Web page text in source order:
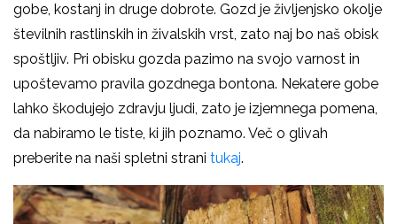
gobe, kostanj in druge dobrote. Gozd je življenjsko okolje
številnih rastlinskih in živalskih vrst, zato naj bo naš obisk
spoštljiv. Pri obisku gozda pazimo na svojo varnost in
upoštevamo pravila gozdnega bontona. Nekatere gobe
lahko škodujejo zdravju ljudi, zato je izjemnega pomena,
da nabiramo le tiste, ki jih poznamo. Več o glivah
preberite na naši spletni strani tukaj.